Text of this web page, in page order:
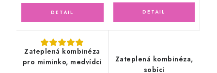
Zateplená kombinéza
pro miminko, medvídci
Zateplená kombinéza,
sobíci